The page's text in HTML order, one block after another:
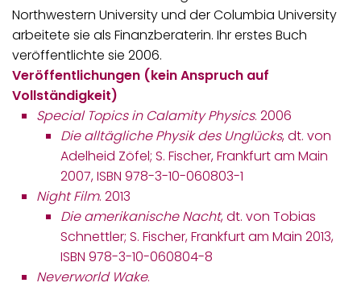
Northwestern University und der Columbia University
arbeitete sie als Finanzberaterin. Ihr erstes Buch
veröffentlichte sie 2006.
Veröffentlichungen (kein Anspruch auf
Vollständigkeit)
Special Topics in Calamity Physics. 2006
Die alltägliche Physik des Unglücks, dt. von
Adelheid Zöfel; S. Fischer, Frankfurt am Main
2007, ISBN 978-3-10-060803-1
Night Film. 2013
Die amerikanische Nacht, dt. von Tobias
Schnettler; S. Fischer, Frankfurt am Main 2013,
ISBN 978-3-10-060804-8
Neverworld Wake.